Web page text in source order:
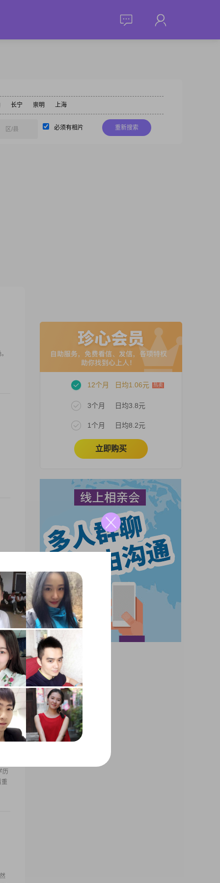
长宁 崇明 上海
区/县 必须有相片 重新搜索
是
一
。
历
12个月 日均1.06元
3个月 日均3.8元
1个月 日均8.2元
立即购买